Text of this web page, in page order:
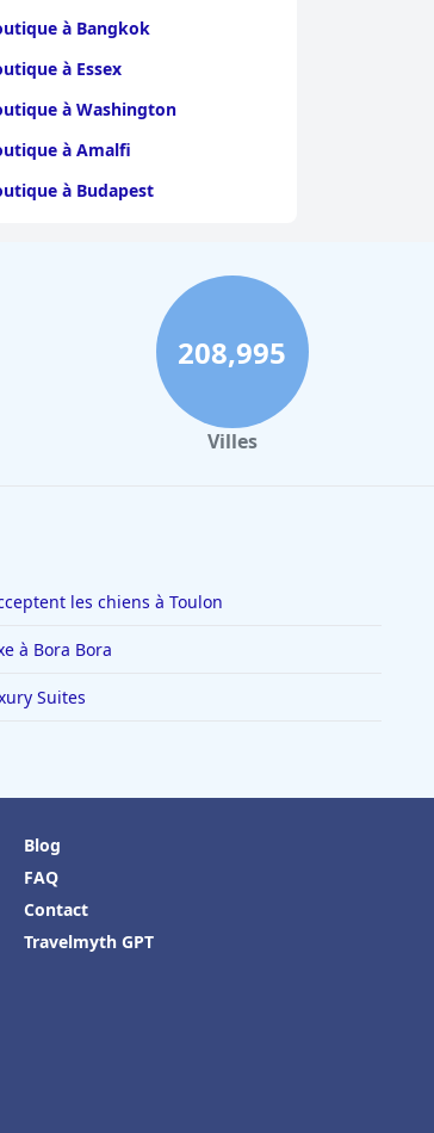
à Bangkok
à Essex
à Washington
à Amalfi
à Budapest
à Buffalo
à Detroit
à Cardiff
208,995
Villes
les chiens à Toulon
à Bora Bora
Suites
Blog
FAQ
Contact
Travelmyth GPT